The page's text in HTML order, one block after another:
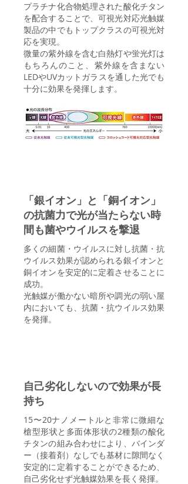
プラチナ化合物処理された酸化チタン
を配合することで、可視光対応光触媒
製品の中でもトップクラスの可視光対
応を実現。
微量の紫外線を含む白熱灯や蛍光灯は
もちろんのこと、紫外線を含まない
LEDやUVカットガラスを通した光でも
十分に効果を発揮します。
「銀イオン」と「銅イオン」
の抗菌力で光が当たらない時
間も菌やウイルスを撃退
多くの細菌・ウイルスに対し抗菌・抗
ウイルス効果が認められる銀イオンと
銅イオンを安定的に定着させることに
成功。
光触媒が働かない暗所や調光の弱い屋
内においても、抗菌・抗ウイルス効果
を発揮。
自己劣化しないので効果が長
持ち
15〜20ナノメートルと非常に微細な
槍型形状と多面体形状の2種類の酸化
チタンの組み合わせにより、バインダ
ー（接着剤）なしでも基材に隙間なく
安定的に定着することができるため、
自己劣化せず光触媒効果を長く発揮。